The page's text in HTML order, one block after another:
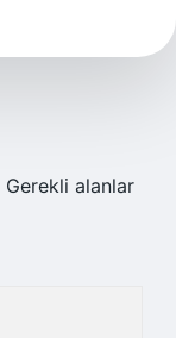
Gerekli alanlar